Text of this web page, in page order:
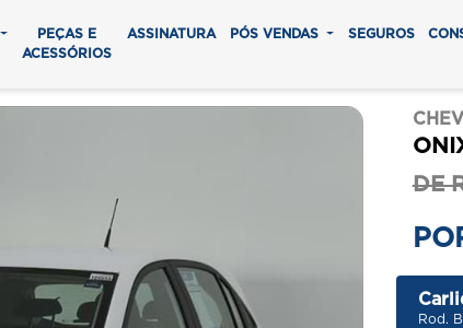
PEÇAS E
ACESSÓRIOS
ASSINATURA PÓS VENDAS SEGUROS
DE
Rod.